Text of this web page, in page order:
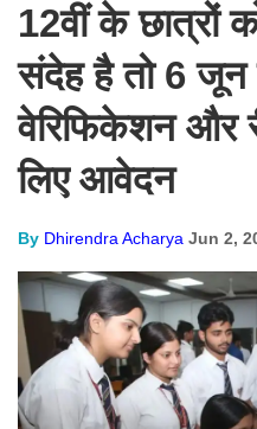
12वीं के छात्रों
संदेह है तो 6
वेरिफिकेशन और
लिए आवेदन
By Dhirendra Acharya Jun 2,